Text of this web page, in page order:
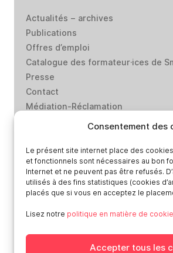
Consentement des
Le présent site internet place des
et fonctionnels sont nécessaires au bon
Internet et ne peuvent pas être refusés.
utilisés à des fins statistiques (cookies
placés que si vous en acceptez le
Lisez notre politique en matière de
Accepter tous les
Actualités – archives
Publications
Offres d’emploi
Catalogue des formateur·ices de
Presse
Contact
Médiation-Réclamation
Politique de protection des
Loi “lanceurs d’alerte”: effectuez
Réseaux sociaux